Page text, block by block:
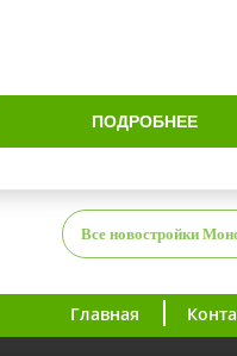
ПОДРОБНЕЕ
Все новостройки
Главная